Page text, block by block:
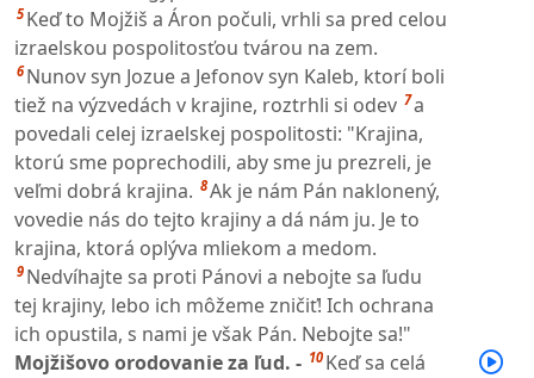
5 Keď to Mojžiš a Áron počuli, vrhli sa pred celou
izraelskou pospolitosťou tvárou na zem.
6 Nunov syn Jozue a Jefonov syn Kaleb, ktorí boli
tiež na výzvedách v krajine, roztrhli si odev 7a
povedali celej izraelskej pospolitosti: "Krajina,
ktorú sme poprechodili, aby sme ju prezreli, je
veľmi dobrá krajina. 8Ak je nám Pán naklonený,
vovedie nás do tejto krajiny a dá nám ju. Je to
krajina, ktorá oplýva mliekom a medom.
9 Nedvíhajte sa proti Pánovi a nebojte sa ľudu
tej krajiny, lebo ich môžeme zničiť! Ich ochrana
ich opustila, s nami je však Pán. Nebojte sa!"
Mojžišovo orodovanie za ľud. - 10 Keď sa celá